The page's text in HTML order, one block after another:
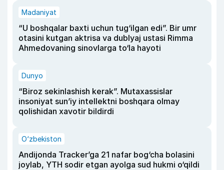
Madaniyat
“U boshqalar baxti uchun tug‘ilgan edi”. Bir umr
otasini kutgan aktrisa va dublyaj ustasi Rimma
Ahmedovaning sinovlarga to‘la hayoti
Dunyo
“Biroz sekinlashish kerak”. Mutaxassislar
insoniyat sun’iy intellektni boshqara olmay
qolishidan xavotir bildirdi
O‘zbekiston
Andijonda Tracker’ga 21 nafar bog‘cha bolasini
joylab, YTH sodir etgan ayolga sud hukmi o‘qildi